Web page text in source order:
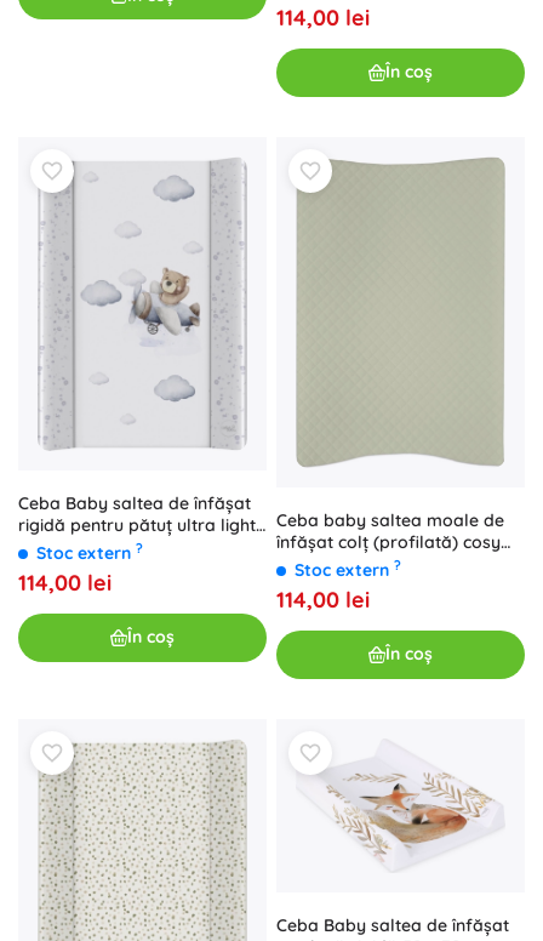
114,00 lei
În coș
Ceba Baby saltea de înfășat
rigidă pentru pătuț ultra light
pilot bear 50 × 70 cm
Stoc extern ?
114,00 lei
În coș
Ceba baby saltea moale de
înfășat colț (profilată) cosy
caro coral 48 × 70 cm
Stoc extern ?
114,00 lei
În coș
Ceba Baby saltea de înfășat